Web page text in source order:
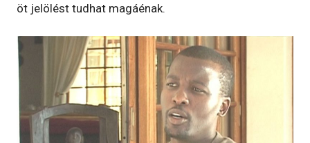
öt jelölést tudhat magáénak.